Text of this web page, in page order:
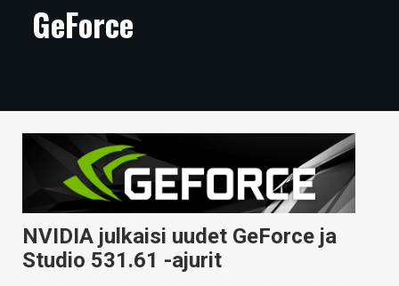
ARTIKKELIT
TECHBBS
HINTA.FI
KAUPPA
VAIHDA TEEMA
GeForce
NVIDIA julkaisi uudet GeForce ja
Studio 531.61 -ajurit